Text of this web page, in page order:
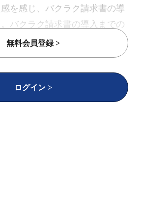
を感じ、バクラク請求書の導
バクラク請求書の導入までの
成果について、監査法人で勤
会計士でもある、経理管理本部
お話を伺いました。
無料会員登録 >
ログイン >